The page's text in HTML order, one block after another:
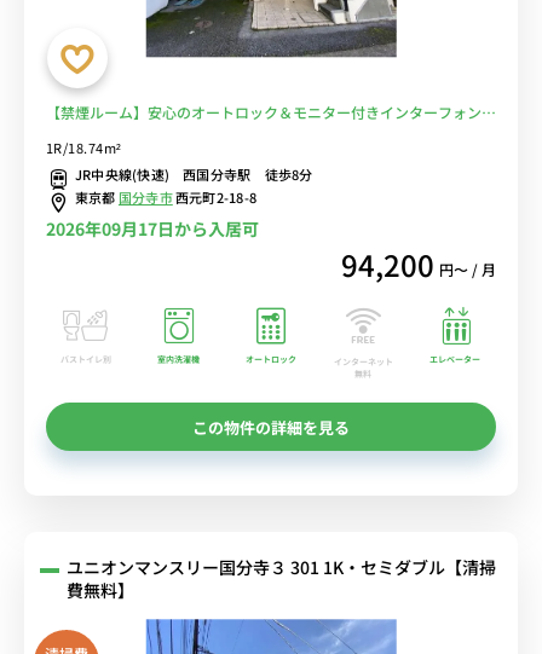
【禁煙ルーム】安心のオートロック＆モニター付きインターフォン完
備/デスク＆チェア付きでテレワークにも便利/コンビニ至近■選べる
Wi-Fi格安レンタル中！
1R/18.74m²
JR中央線(快速) 西国分寺駅 徒歩8分
東京都 国分寺市西元町2-18-8
2026年09月17日から入居可
94,200 円〜 / 月
バストイレ別 室内洗濯機 オートロック
インターネット
無料
エレベーター
この物件の詳細を見る
ユニオンマンスリー国分寺３ 301 1K・セミダブル【清掃
費無料】